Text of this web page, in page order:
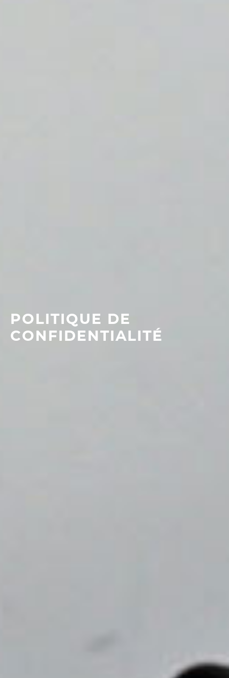
POLITIQUE DE
CONFIDENTIALITÉ